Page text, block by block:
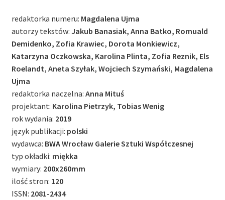
redaktorka numeru: Magdalena Ujma
autorzy tekstów: Jakub Banasiak, Anna Batko, Romuald
Demidenko, Zofia Krawiec, Dorota Monkiewicz,
Katarzyna Oczkowska, Karolina Plinta, Zofia Reznik, Els
Roelandt, Aneta Szyłak, Wojciech Szymański, Magdalena
Ujma
redaktorka naczelna: Anna Mituś
projektant: Karolina Pietrzyk, Tobias Wenig
rok wydania: 2019
język publikacji: polski
wydawca: BWA Wrocław Galerie Sztuki Współczesnej
typ okładki: miękka
wymiary: 200x260mm
ilość stron: 120
ISSN: 2081-2434